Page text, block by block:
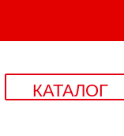
КАТАЛОГ